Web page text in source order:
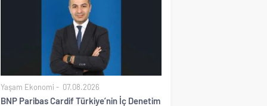
Yaşam Ekonomi 07.08.2026
BNP Paribas Cardif Türkiye’nin İç Denetim